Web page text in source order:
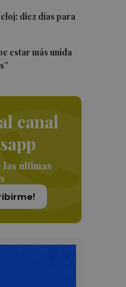
diez días para
estar más unida
canal
las últimas